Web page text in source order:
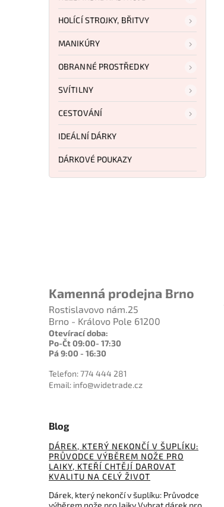
HOLÍCÍ STROJKY, BŘITVY
MANIKÚRY
OBRANNÉ PROSTŘEDKY
SVÍTILNY
CESTOVÁNÍ
IDEÁLNÍ DÁRKY
DÁRKOVÉ POUKAZY
Kamenná prodejna Brno
Rostislavovo nám.25
Brno - Královo Pole 61200
Otevírací doba:
Po-Čt 09:00- 17:30
Pá 9:00 - 16:30
Telefon: 774 444 281
Email: info@widetrade.cz
Blog
DÁREK, KTERÝ NEKONČÍ V ŠUPLÍKU:
PRŮVODCE VÝBĚREM NOŽE PRO
LAIKY, KTEŘÍ CHTĚJÍ DAROVAT
KVALITU NA CELÝ ŽIVOT
Dárek, který nekončí v šuplíku: Průvodce
výběrem nože pro laiky Vybrat dárek pro
–5 %
Kód:LTG931053
Leatherman Bit Kit #2 Orange
931053